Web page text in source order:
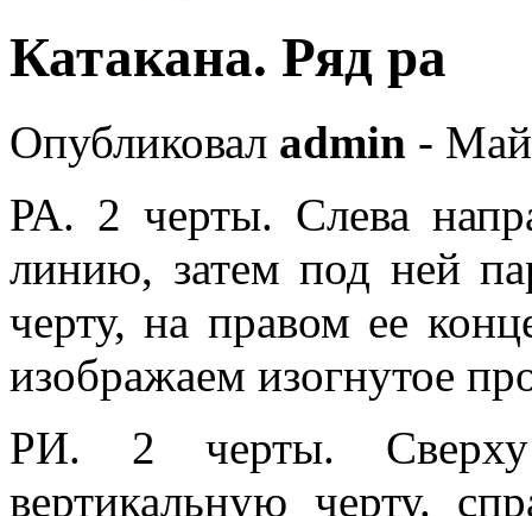
Катакана. Ряд ра
Опубликовал admin -
РА. 2 черты. Слева
линию, затем под ней
черту, на правом ее
изображаем изогнутое
РИ. 2 черты. Сверху
вертикальную черту.